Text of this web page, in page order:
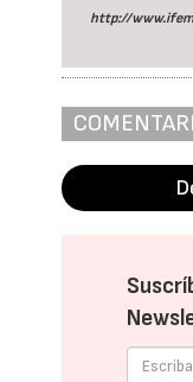
http://